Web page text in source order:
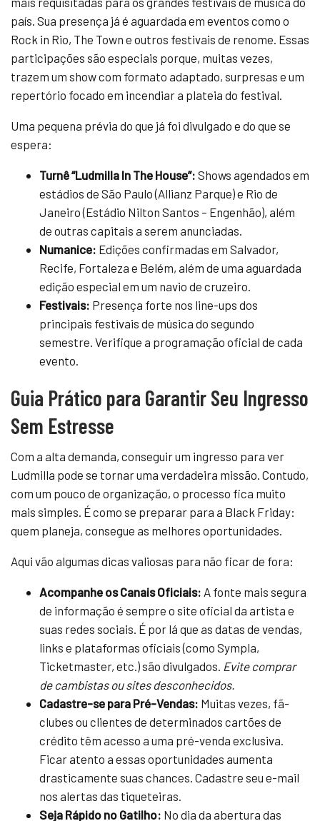
país. Sua presença já é aguardada em eventos como o
Rock in Rio, The Town e outros festivais de renome. Essas
participações são especiais porque, muitas vezes,
trazem um show com formato adaptado, surpresas e um
repertório focado em incendiar a plateia do festival.
Uma pequena prévia do que já foi divulgado e do que se
espera:
Turnê “Ludmilla In The House”: Shows agendados em
estádios de São Paulo (Allianz Parque) e Rio de
Janeiro (Estádio Nilton Santos – Engenhão), além
de outras capitais a serem anunciadas.
Numanice: Edições confirmadas em Salvador,
Recife, Fortaleza e Belém, além de uma aguardada
edição especial em um navio de cruzeiro.
Festivais: Presença forte nos line-ups dos
principais festivais de música do segundo
semestre. Verifique a programação oficial de cada
evento.
Guia Prático para Garantir Seu Ingresso
Sem Estresse
Com a alta demanda, conseguir um ingresso para ver
Ludmilla pode se tornar uma verdadeira missão. Contudo,
com um pouco de organização, o processo fica muito
mais simples. É como se preparar para a Black Friday:
quem planeja, consegue as melhores oportunidades.
Aqui vão algumas dicas valiosas para não ficar de fora:
Acompanhe os Canais Oficiais: A fonte mais segura
de informação é sempre o site oficial da artista e
suas redes sociais. É por lá que as datas de vendas,
links e plataformas oficiais (como Sympla,
Ticketmaster, etc.) são divulgados. Evite comprar
de cambistas ou sites desconhecidos.
Cadastre-se para Pré-Vendas: Muitas vezes, fã-
clubes ou clientes de determinados cartões de
crédito têm acesso a uma pré-venda exclusiva.
Ficar atento a essas oportunidades aumenta
drasticamente suas chances. Cadastre seu e-mail
nos alertas das tiqueteiras.
Seja Rápido no Gatilho: No dia da abertura das